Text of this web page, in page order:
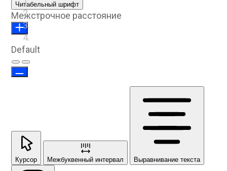
Предыдущий слайд
Следующий слайд
Читабельный шрифт
Межстрочное расстояние
Default
Курсор Межбуквенный интервал Выравнивание текста